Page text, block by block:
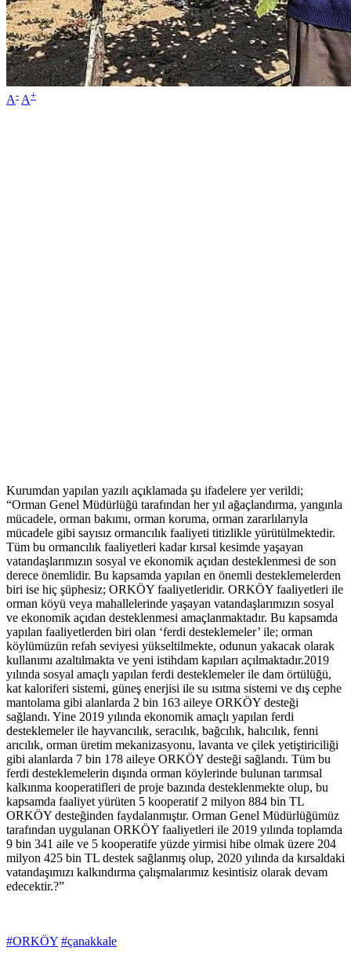
A- A+
Kurumdan yapılan yazılı açıklamada şu ifadelere yer verildi;
“Orman Genel Müdürlüğü tarafından her yıl ağaçlandırma, yangınla
mücadele, orman bakımı, orman koruma, orman zararlılarıyla
mücadele gibi sayısız ormancılık faaliyeti titizlikle yürütülmektedir.
Tüm bu ormancılık faaliyetleri kadar kırsal kesimde yaşayan
vatandaşlarımızın sosyal ve ekonomik açıdan desteklenmesi de son
derece önemlidir. Bu kapsamda yapılan en önemli desteklemelerden
biri ise hiç şüphesiz; ORKÖY faaliyetleridir. ORKÖY faaliyetleri ile
orman köyü veya mahallelerinde yaşayan vatandaşlarımızın sosyal
ve ekonomik açıdan desteklenmesi amaçlanmaktadır. Bu kapsamda
yapılan faaliyetlerden biri olan ‘ferdi desteklemeler’ ile; orman
köylümüzün refah seviyesi yükseltilmekte, odunun yakacak olarak
kullanımı azaltılmakta ve yeni istihdam kapıları açılmaktadır.2019
yılında sosyal amaçlı yapılan ferdi desteklemeler ile dam örtülüğü,
kat kaloriferi sistemi, güneş enerjisi ile su ısıtma sistemi ve dış cephe
mantolama gibi alanlarda 2 bin 163 aileye ORKÖY desteği
sağlandı. Yine 2019 yılında ekonomik amaçlı yapılan ferdi
desteklemeler ile hayvancılık, seracılık, bağcılık, halıcılık, fenni
arıcılık, orman üretim mekanizasyonu, lavanta ve çilek yetiştiriciliği
gibi alanlarda 7 bin 178 aileye ORKÖY desteği sağlandı. Tüm bu
ferdi desteklemelerin dışında orman köylerinde bulunan tarımsal
kalkınma kooperatifleri de proje bazında desteklenmekte olup, bu
kapsamda faaliyet yürüten 5 kooperatif 2 milyon 884 bin TL
ORKÖY desteğinden faydalanmıştır. Orman Genel Müdürlüğümüz
tarafından uygulanan ORKÖY faaliyetleri ile 2019 yılında toplamda
9 bin 341 aile ve 5 kooperatife yüzde yirmisi hibe olmak üzere 204
milyon 425 bin TL destek sağlanmış olup, 2020 yılında da kırsaldaki
vatandaşımızı kalkındırma çalışmalarımız kesintisiz olarak devam
edecektir.?”
#ORKÖY #çanakkale